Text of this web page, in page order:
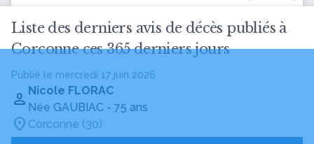
Liste des derniers avis de décès publiés à
Corconne ces 365 derniers jours
Publié le mercredi 17 juin 2026
Nicole FLORAC
Née GAUBIAC - 75 ans
Corconne (30)